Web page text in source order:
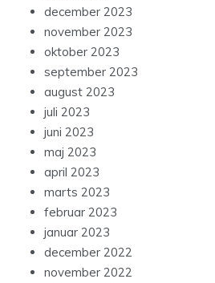
december 2023
november 2023
oktober 2023
september 2023
august 2023
juli 2023
juni 2023
maj 2023
april 2023
marts 2023
februar 2023
januar 2023
december 2022
november 2022